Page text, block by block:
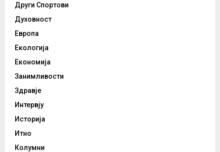
Други Спортови
Духовност
Европа
Екологија
Економија
Занимливости
Здравје
Интервју
Историја
Итно
Колумни